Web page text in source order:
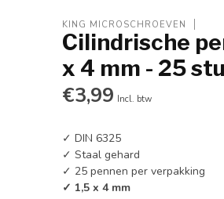
KING MICROSCHROEVEN
Cilindrische
x 4 mm - 25
€3,99 Incl. btw
✓ DIN 6325
✓ Staal gehard
✓ 25 pennen per verpakking
✓ 1,5 x 4 mm